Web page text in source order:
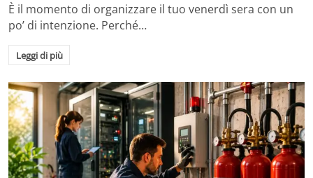
È il momento di organizzare il tuo venerdì sera con un
po’ di intenzione. Perché…
Leggi di più